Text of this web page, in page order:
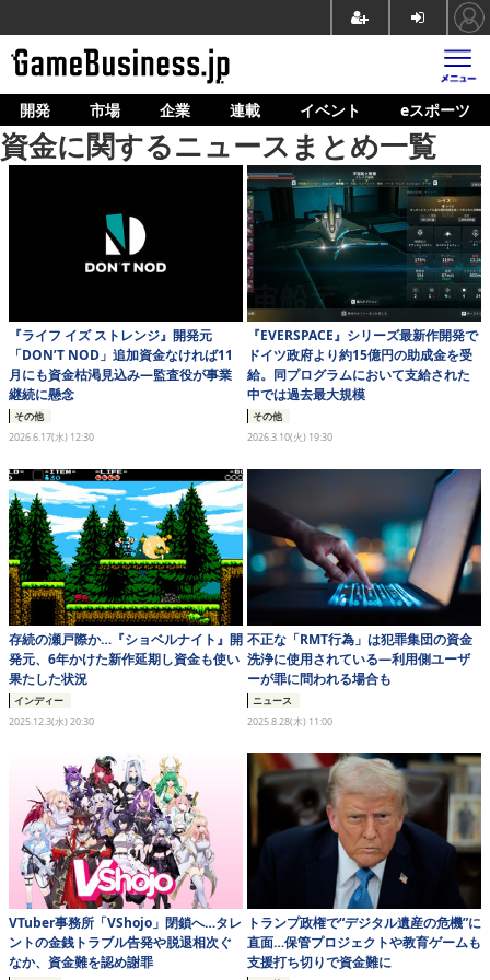
ホーム
ゲーム開発
人材育成
産業政策
連載
イベント/セミナー
eスポーツ
開発 市場 企業 連載 イベント eスポーツ
資金に関するニュースまとめ一覧
『ライフ イズ ストレンジ』開発元
「DON’T NOD」追加資金なければ11
月にも資金枯渇見込み―監査役が事業
継続に懸念
その他
2026.6.17(水) 12:30
『EVERSPACE』シリーズ最新作開発で
ドイツ政府より約15億円の助成金を受
給。同プログラムにおいて支給された
中では過去最大規模
その他
2026.3.10(火) 19:30
存続の瀬戸際か…『ショベルナイト』開
発元、6年かけた新作延期し資金も使い
果たした状況
インディー
2025.12.3(水) 20:30
不正な「RMT行為」は犯罪集団の資金
洗浄に使用されている―利用側ユーザ
ーが罪に問われる場合も
ニュース
2025.8.28(木) 11:00
VTuber事務所「VShojo」閉鎖へ…タレ
ントの金銭トラブル告発や脱退相次ぐ
なか、資金難を認め謝罪
トランプ政権で“デジタル遺産の危機”に
直面…保管プロジェクトや教育ゲームも
支援打ち切りで資金難に